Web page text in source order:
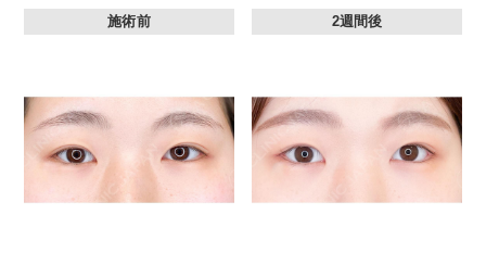
施術前 2週間後